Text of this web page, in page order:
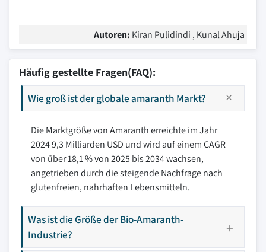
Autoren: Kiran Pulidindi , Kunal Ahuja
Häufig gestellte Fragen(FAQ):
Wie groß ist der globale amaranth Markt?
Die Marktgröße von Amaranth erreichte im Jahr
2024 9,3 Milliarden USD und wird auf einem CAGR
von über 18,1 % von 2025 bis 2034 wachsen,
angetrieben durch die steigende Nachfrage nach
glutenfreien, nahrhaften Lebensmitteln.
Was ist die Größe der Bio-Amaranth-
Industrie?